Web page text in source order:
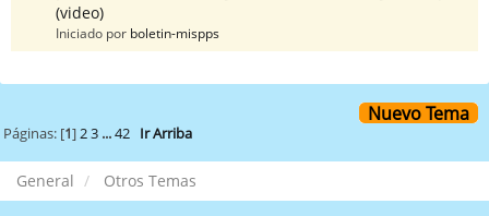
(video)
Iniciado por boletin-mispps
Nuevo Tema
Páginas: [1]2 3 ...42 Ir Arriba
General Otros Temas